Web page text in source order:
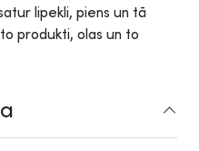
lipekli, piens un tā
produkti, olas un to